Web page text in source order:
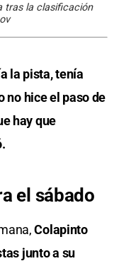
tras la clasificación
la pista, tenía
no hice el paso de
hay que
el sábado
Colapinto
junto a su